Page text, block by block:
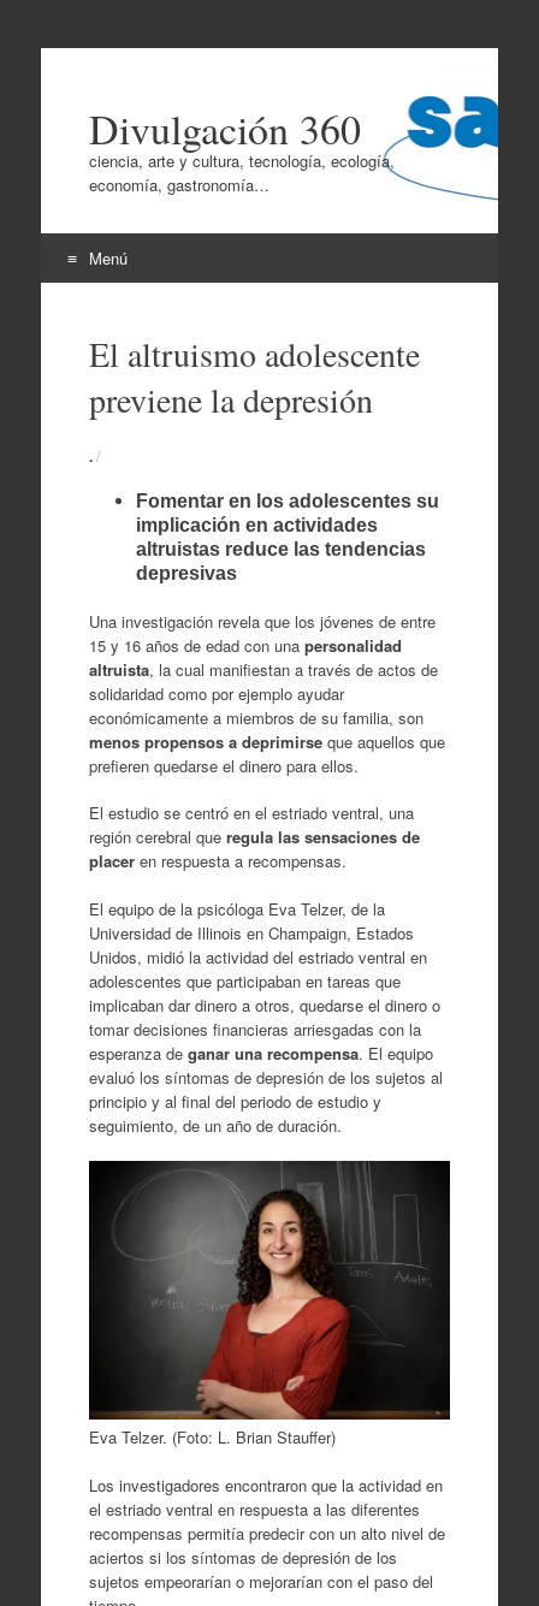
Divulgación 360
ciencia, arte y cultura, tecnología, ecología,
economía, gastronomía…
Menú
contenidoEl altruismo adolescente
previene la depresión
./
Fomentar en los adolescentes su
implicación en actividades
altruistas reduce las tendencias
depresivas
Una investigación revela que los jóvenes de entre
15 y 16 años de edad con una personalidad
altruista, la cual manifiestan a través de actos de
solidaridad como por ejemplo ayudar
económicamente a miembros de su familia, son
menos propensos a deprimirseque aquellos que
prefieren quedarse el dinero para ellos.
El estudio se centró en el estriado ventral, una
región cerebral que regula las sensaciones de
placeren respuesta a recompensas.
El equipo de la psicóloga Eva Telzer, de la
Universidad de Illinois en Champaign, Estados
Unidos, midió la actividad del estriado ventral en
adolescentes que participaban en tareas que
implicaban dar dinero a otros, quedarse el dinero o
tomar decisiones financieras arriesgadas con la
esperanza deganar una recompensa. El equipo
evaluó los síntomas de depresión de los sujetos al
principio y al final del periodo de estudio y
seguimiento, de un año de duración.
Eva Telzer. (Foto: L. Brian Stauffer)
Los investigadores encontraron que la actividad en
el estriado ventral en respuesta a las diferentes
recompensas permitía predecir con un alto nivel de
aciertos si los síntomas de depresión de los
sujetos empeorarían o mejorarían con el paso del